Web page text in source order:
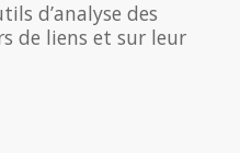
d’analyse des
de liens et sur leur